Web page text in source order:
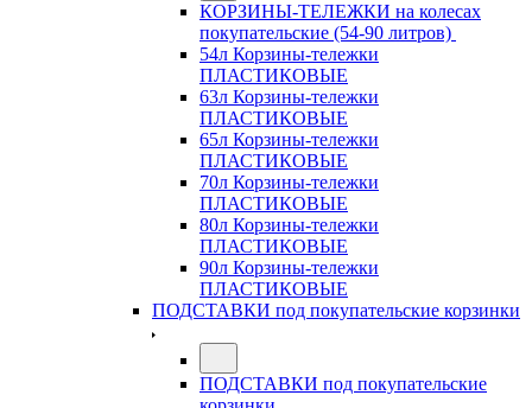
КОРЗИНЫ-ТЕЛЕЖКИ на колесах
покупательские (54-90 литров)
54л Корзины-тележки
ПЛАСТИКОВЫЕ
63л Корзины-тележки
ПЛАСТИКОВЫЕ
65л Корзины-тележки
ПЛАСТИКОВЫЕ
70л Корзины-тележки
ПЛАСТИКОВЫЕ
80л Корзины-тележки
ПЛАСТИКОВЫЕ
90л Корзины-тележки
ПЛАСТИКОВЫЕ
ПОДСТАВКИ под покупательские корзинки
ПОДСТАВКИ под покупательские